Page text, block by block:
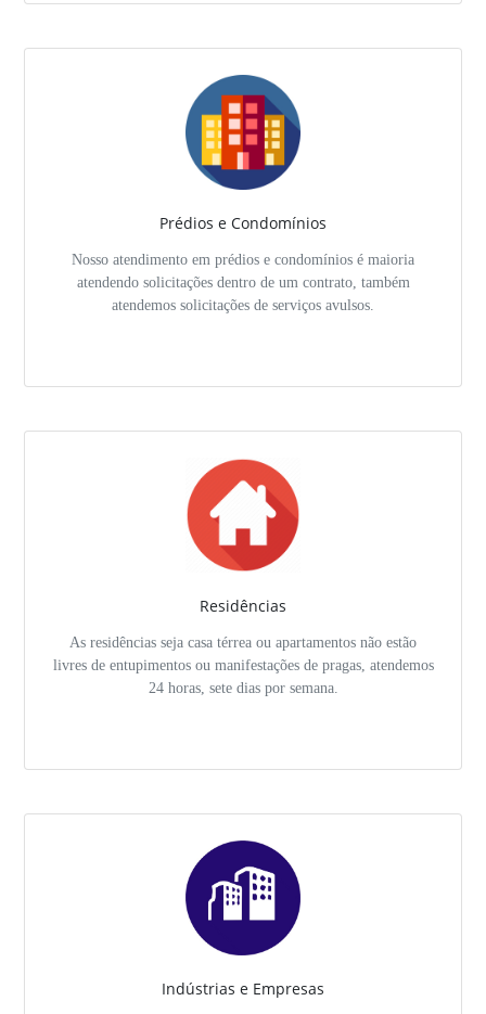
Prédios e Condomínios
Nosso atendimento em prédios e condomínios é maioria
atendendo solicitações dentro de um contrato, também
atendemos solicitações de serviços avulsos.
Residências
As residências seja casa térrea ou apartamentos não estão
livres de entupimentos ou manifestações de pragas, atendemos
24 horas, sete dias por semana.
Indústrias e Empresas